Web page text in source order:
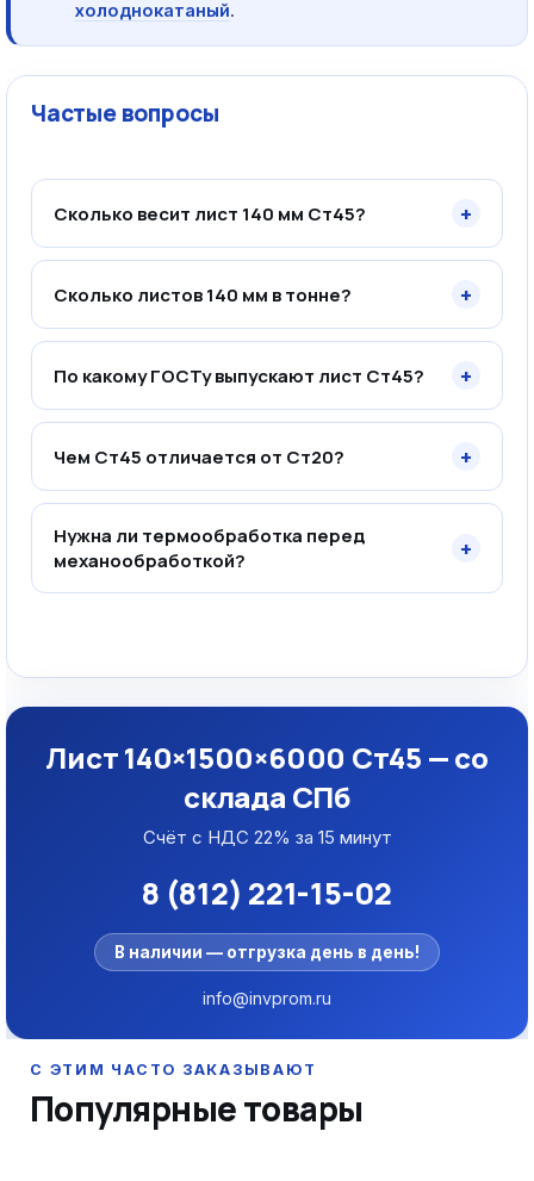
холоднокатаный.
Частые вопросы
Сколько весит лист 140 мм Ст45? +
Сколько листов 140 мм в тонне? +
По какому ГОСТу выпускают лист Ст45? +
Чем Ст45 отличается от Ст20? +
Нужна ли термообработка перед
механообработкой?
+
Лист 140×1500×6000 Ст45 — со
склада СПб
Счёт с НДС 22% за 15 минут
8 (812) 221-15-02
В наличии — отгрузка день в день!
info@invprom.ru
Популярные товары